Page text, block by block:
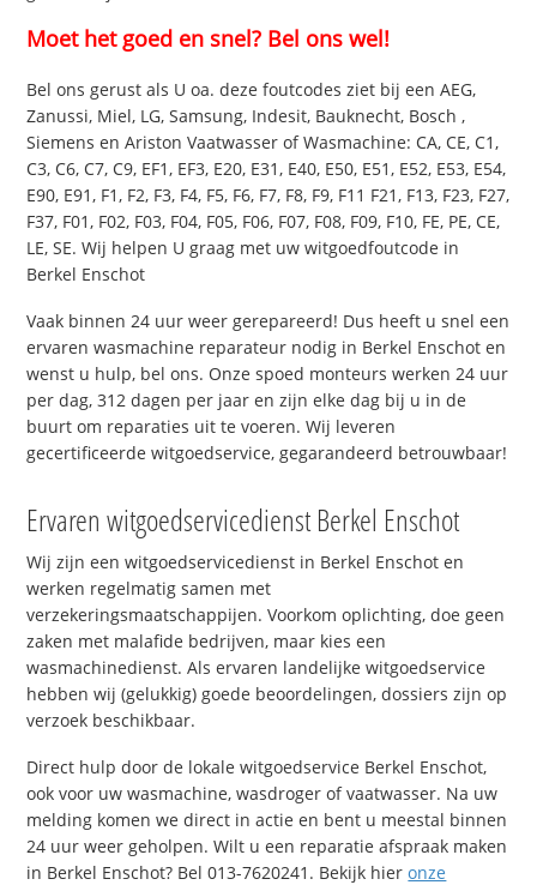
Moet het goed en snel? Bel ons wel!
Bel ons gerust als U oa. deze foutcodes ziet bij een AEG,
Zanussi, Miel, LG, Samsung, Indesit, Bauknecht, Bosch ,
Siemens en Ariston Vaatwasser of Wasmachine: CA, CE, C1,
C3, C6, C7, C9, EF1, EF3, E20, E31, E40, E50, E51, E52, E53, E54,
E90, E91, F1, F2, F3, F4, F5, F6, F7, F8, F9, F11 F21, F13, F23, F27,
F37, F01, F02, F03, F04, F05, F06, F07, F08, F09, F10, FE, PE, CE,
LE, SE. Wij helpen U graag met uw witgoedfoutcode in
Berkel Enschot
Vaak binnen 24 uur weer gerepareerd! Dus heeft u snel een
ervaren wasmachine reparateur nodig in Berkel Enschot en
wenst u hulp, bel ons. Onze spoed monteurs werken 24 uur
per dag, 312 dagen per jaar en zijn elke dag bij u in de
buurt om reparaties uit te voeren. Wij leveren
gecertificeerde witgoedservice, gegarandeerd betrouwbaar!
Ervaren witgoedservicedienst Berkel Enschot
Wij zijn een witgoedservicedienst in Berkel Enschot en
werken regelmatig samen met
verzekeringsmaatschappijen. Voorkom oplichting, doe geen
zaken met malafide bedrijven, maar kies een
wasmachinedienst. Als ervaren landelijke witgoedservice
hebben wij (gelukkig) goede beoordelingen, dossiers zijn op
verzoek beschikbaar.
Direct hulp door de lokale witgoedservice Berkel Enschot,
ook voor uw wasmachine, wasdroger of vaatwasser. Na uw
melding komen we direct in actie en bent u meestal binnen
24 uur weer geholpen. Wilt u een reparatie afspraak maken
in Berkel Enschot? Bel 013-7620241. Bekijk hieronze